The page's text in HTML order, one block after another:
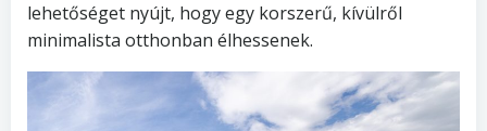
lehetőséget nyújt, hogy egy korszerű, kívülről
minimalista otthonban élhessenek.